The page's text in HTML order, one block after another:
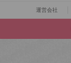
運営会社